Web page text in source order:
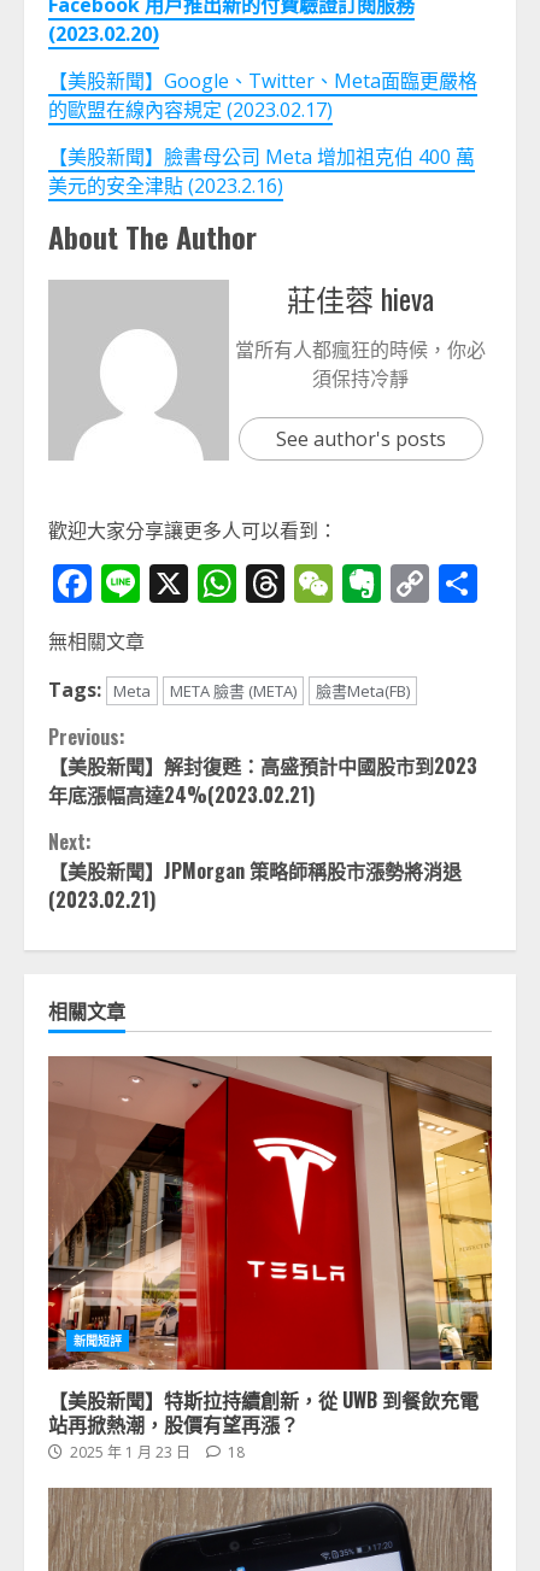
(2023.02.20)
【美股新聞】Google、Twitter、Meta面臨更嚴格
的歐盟在線內容規定 (2023.02.17)
【美股新聞】臉書母公司 Meta 增加祖克伯 400 萬
美元的安全津貼 (2023.2.16)
About The Author
莊佳蓉 hieva
當所有人都瘋狂的時候，你必
須保持冷靜
See author's posts
歡迎大家分享讓更多人可以看到：
Facebook
Line
X WhatsApp
Threads
WeChat
Evernote
Copy
無相關文章
Tags:
Meta META 臉書 (META) 臉書Meta(FB)
Continue
Reading
Previous:
【美股新聞】解封復甦：高盛預計中國股市到2023
年底漲幅高達24%(2023.02.21)
Next:
【美股新聞】JPMorgan 策略師稱股市漲勢將消退
(2023.02.21)
相關文章
新聞短評
【美股新聞】特斯拉持續創新，從 UWB 到餐飲充電
站再掀熱潮，股價有望再漲？
2025 年 1 月 23 日 18